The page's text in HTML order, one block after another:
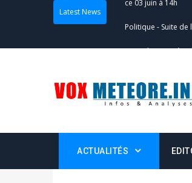
Latest News
24h/24 et 7j/7
Actualités -
minuit
Actualités
ACTUALITÉS